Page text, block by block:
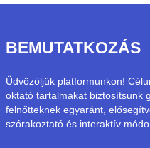
BEMUTATKOZÁS
Üdvözöljük platformunkon!
oktató tartalmakat biztosítsunk
felnőtteknek egyaránt,
szórakoztató és interaktív